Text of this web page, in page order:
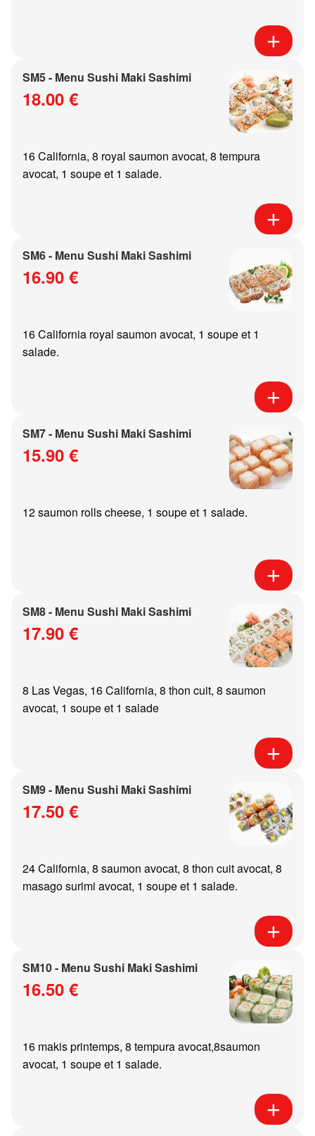
SM5 - Menu Sushi Maki Sashimi
18.00 €
16 California, 8 royal saumon avocat, 8 tempura
avocat, 1 soupe et 1 salade.
SM6 - Menu Sushi Maki Sashimi
16.90 €
16 California royal saumon avocat, 1 soupe et 1
salade.
SM7 - Menu Sushi Maki Sashimi
15.90 €
12 saumon rolls cheese, 1 soupe et 1 salade.
SM8 - Menu Sushi Maki Sashimi
17.90 €
8 Las Vegas, 16 California, 8 thon cuit, 8 saumon
avocat, 1 soupe et 1 salade
SM9 - Menu Sushi Maki Sashimi
17.50 €
24 California, 8 saumon avocat, 8 thon cuit avocat, 8
masago surimi avocat, 1 soupe et 1 salade.
SM10 - Menu Sushi Maki Sashimi
16.50 €
16 makis printemps, 8 tempura avocat,8saumon
avocat, 1 soupe et 1 salade.